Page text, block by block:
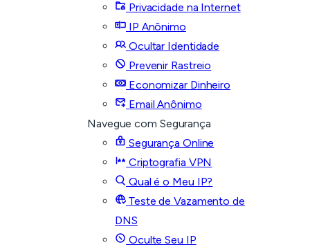
Privacidade na Internet
IP Anônimo
Ocultar Identidade
Prevenir Rastreio
Economizar Dinheiro
Email Anônimo
Navegue com Segurança
Segurança Online
Criptografia VPN
Qual é o Meu IP?
Teste de Vazamento de
DNS
Oculte Seu IP